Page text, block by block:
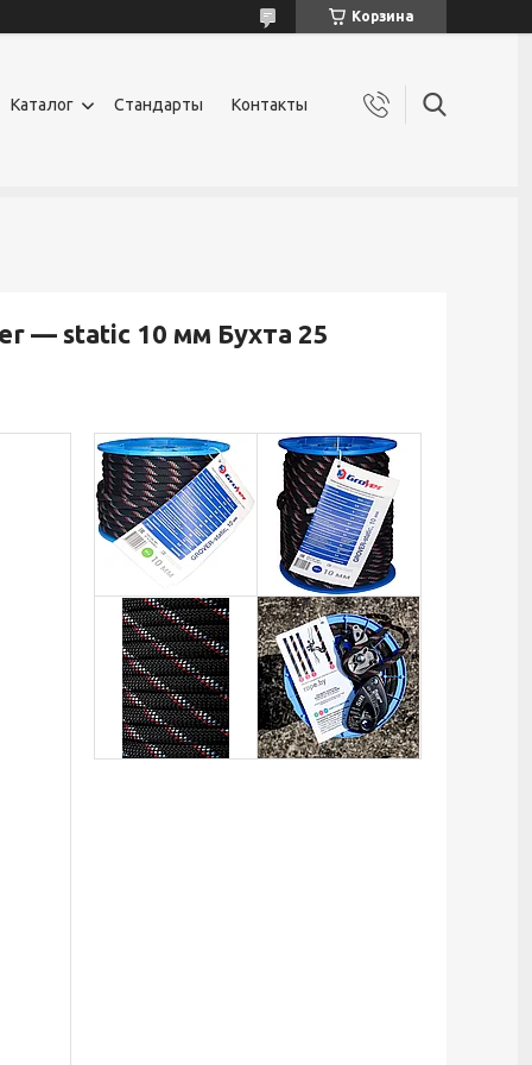
Корзина
Каталог Стандарты Контакты
— static 10 мм Бухта 25